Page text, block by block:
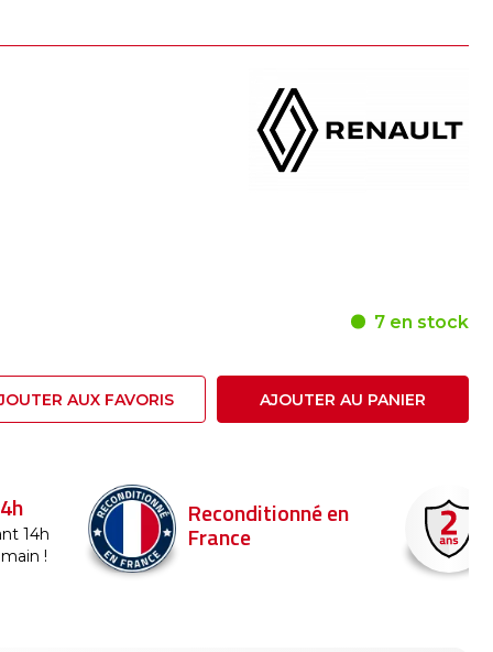
7 en stock
AUX FAVORIS AJOUTER AU PANIER
14h
!
Reconditionné en
France